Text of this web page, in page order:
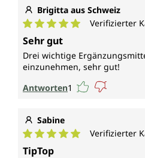
Brigitta aus Schweiz
Durchschnittliche
Verifizierter
Sehr gut
Drei wichtige
einzunehmen, sehr gut!
Antworten1
Sabine
Durchschnittliche
Verifizierter
TipTop